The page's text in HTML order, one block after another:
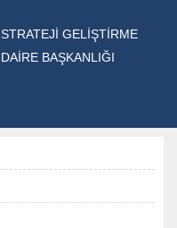
STRATEJİ GELİŞTİRME
DAİRE BAŞKANLIĞI